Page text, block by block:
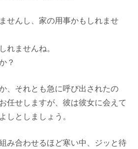
せんし、家の用事かもしれませ
れませんね。
？
、それとも急に呼び出されたの
任せしますが、彼は彼女に会えて
しとしましょう。
み合わせるほど寒い中、ジッと待